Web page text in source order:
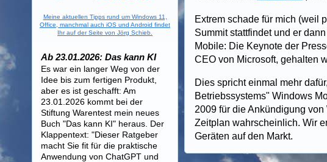
Extrem schade für mich (weil
Summit stattfindet und er
Mobile: Die Keynote der
CEO von Microsoft, gehalten
Dies spricht einmal mehr
Betriebssystems" Windows
2009 für die Ankündigung
Zeitplan wahrscheinlich. Wir
Geräten auf den Markt.
Meine aktuellen Tipps rund um Windows 11,
Office, manchmal auch iOS und Android findet
Ihr auf der Seite von Jörg Schieb.
Ab 23.01.2026: Das kann KI
Es war ein langer Weg von der
Idee bis zum fertigen Produkt,
aber es ist geschafft: Am
23.01.2026 kommt bei der
Stiftung Warentest mein neues
Buch "Das kann KI" heraus. Der
Klappentext: "Dieser Ratgeber
macht Sie fit für die praktische
Anwendung von ChatGPT und